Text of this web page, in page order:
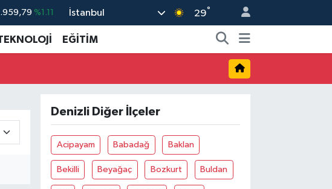
%1.11
%0.18
%0.32
13.779
İstanbul 29°
EĞİTİM
Denizli Diğer İlçeler
Acipayam Babadağ Baklan
Bekilli Beyağaç Bozkurt Buldan